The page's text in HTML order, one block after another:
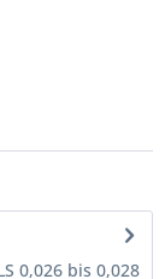
0,026 bis 0,028